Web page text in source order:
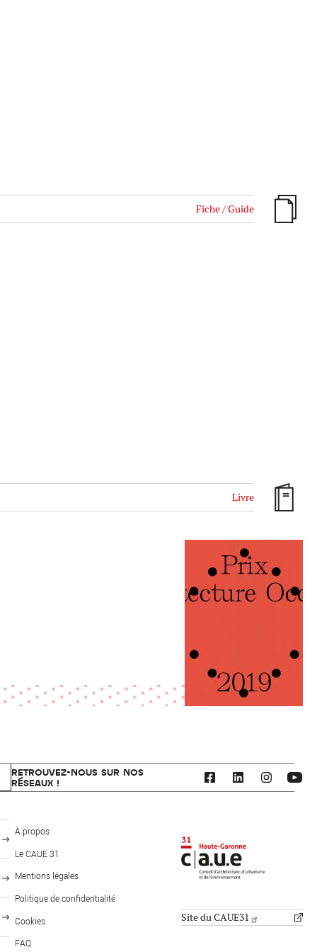
Fiche / Guide
Livre
RETROUVEZ-NOUS SUR NOS
RÉSEAUX !
FOOTER: PUBLICS
MENU PIED DE PAGE
À propos
Le CAUE 31
Mentions légales
Politique de confidentialité
Cookies
FAQ
Site du CAUE31